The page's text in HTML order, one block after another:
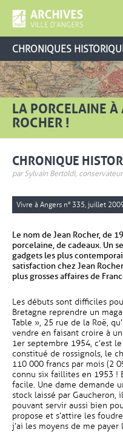
CHRONIQUES
LA PORCELAINE À
ROCHER !
CHRONIQUE
par Sylvain Bertoldi,
Vivre à Angers n° 335, juillet
Le nom de Jean Rocher, de
porcelaine, de cadeaux. Un
gadgets les plus
satisfaction chez Jean
plus grosses affaires de
Les débuts sont difficiles
Bretagne reprendre un
Table », 25 rue de la Roë,
vendre en faisant croire à
1er septembre 1954, c’est
constitué de rossignols, le
110 000 francs par mois (2
connu six faillites en 1953 !
facile. Une dame demande
stock laissé par Gaucheron,
pouvant servir aussi bien
propose et s’attire les
j’ai les moyens de me payer